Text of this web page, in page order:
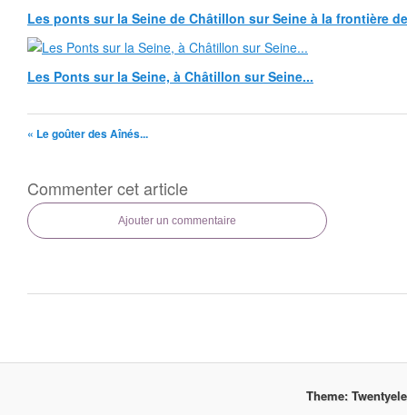
Les ponts sur la Seine de Châtillon sur Seine à la frontière
Les Ponts sur la Seine, à Châtillon sur Seine...
« Le goûter des Aînés...
Commenter cet article
Ajouter un commentaire
Theme: